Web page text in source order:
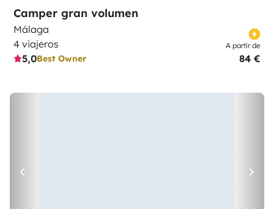
Camper gran volumen
Málaga
4 viajeros
5,0Best Owner
A partir de
84 €